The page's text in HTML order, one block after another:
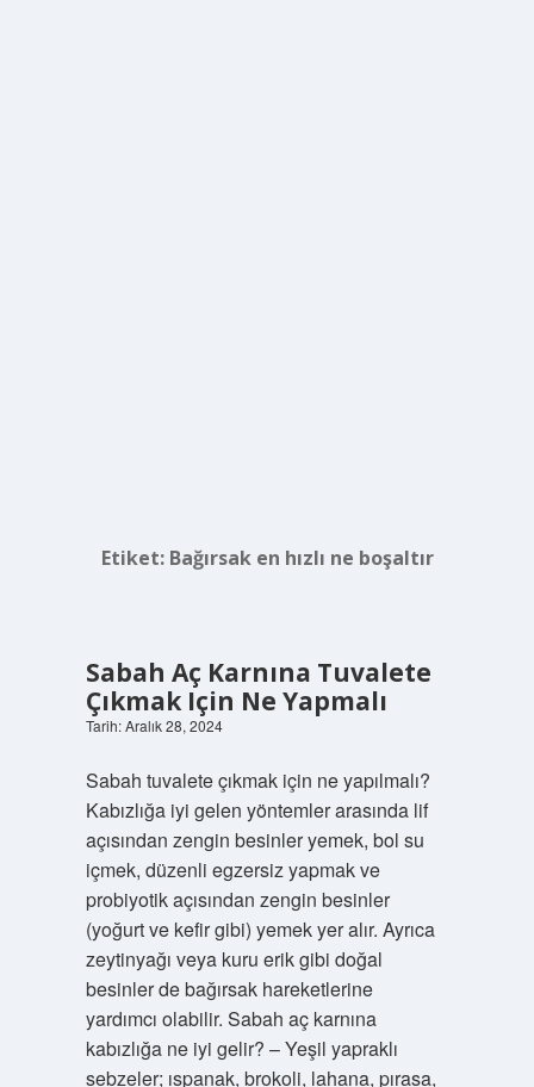
Etiket: Bağırsak en hızlı ne boşaltır
Sabah Aç Karnına Tuvalete
Çıkmak Için Ne Yapmalı
Tarih: Aralık 28, 2024
Sabah tuvalete çıkmak için ne yapılmalı?
Kabızlığa iyi gelen yöntemler arasında lif
açısından zengin besinler yemek, bol su
içmek, düzenli egzersiz yapmak ve
probiyotik açısından zengin besinler
(yoğurt ve kefir gibi) yemek yer alır. Ayrıca
zeytinyağı veya kuru erik gibi doğal
besinler de bağırsak hareketlerine
yardımcı olabilir. Sabah aç karnına
kabızlığa ne iyi gelir? – Yeşil yapraklı
sebzeler; ıspanak, brokoli, lahana, pırasa,